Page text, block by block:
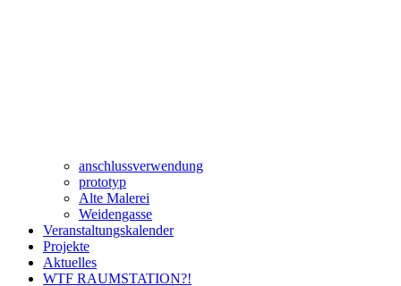
anschlussverwendung
prototyp
Alte Malerei
Weidengasse
Veranstaltungskalender
Projekte
Aktuelles
WTF RAUMSTATION?!